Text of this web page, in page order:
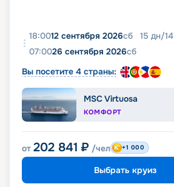
18:0012 сентября 2026сб 15 дн/14
07:0026 сентября 2026сб
Вы посетите 4 страны:
MSC Virtuosa
КОМФОРТ
от 202 841 ₽ /чел +1 000
Выбрать круиз